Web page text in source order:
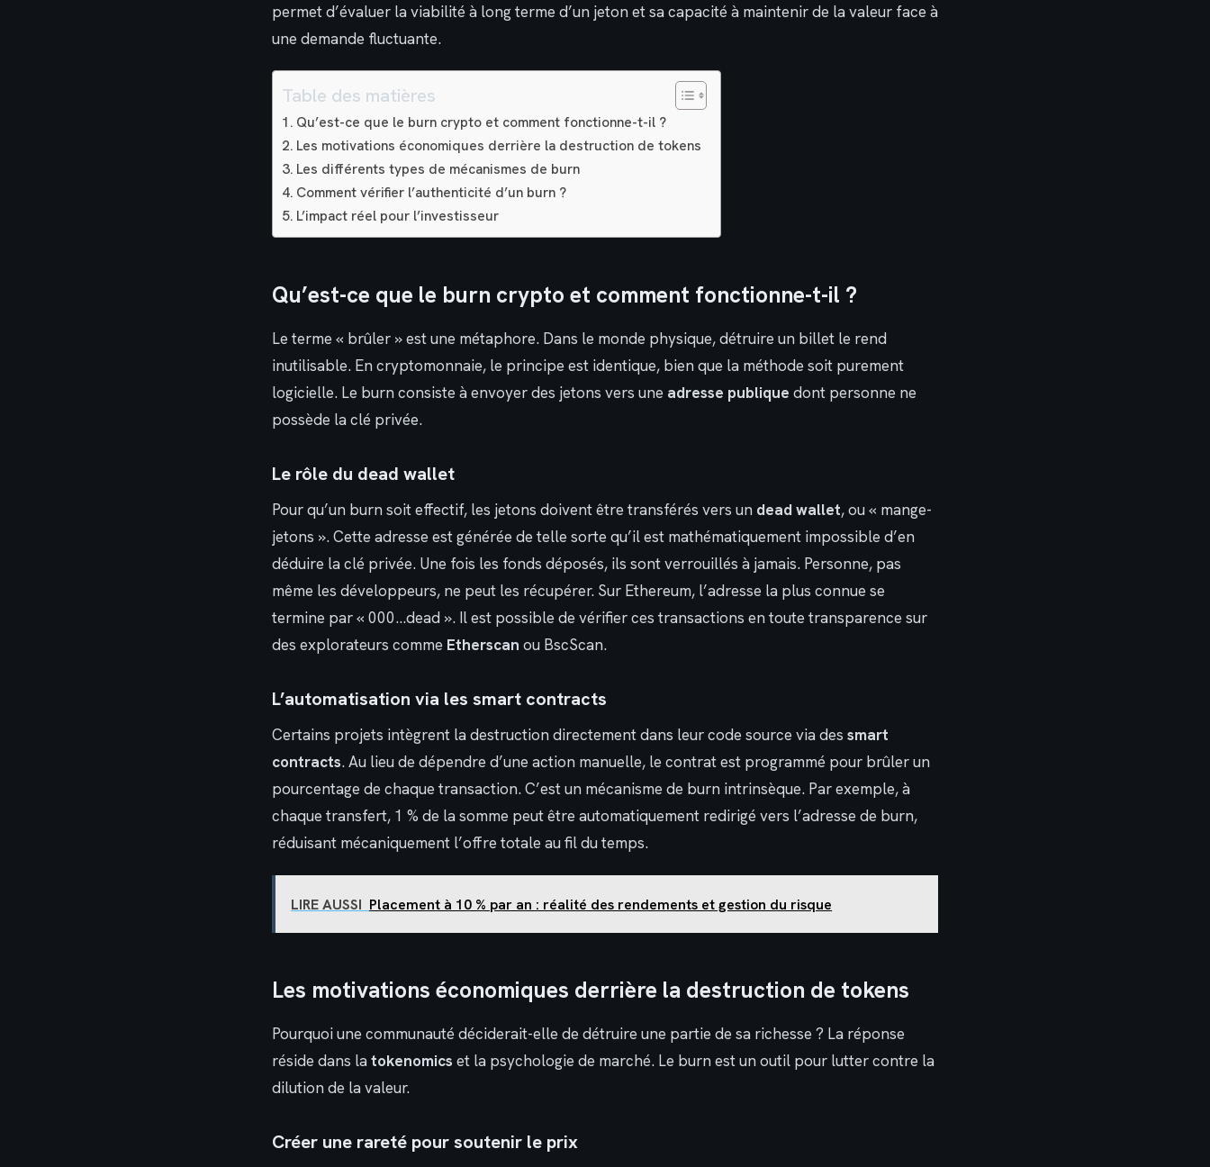
permet d’évaluer la viabilité à long terme d’un jeton et sa capacité à maintenir de la valeur face à
une demande fluctuante.
Table des matières
Qu’est-ce que le burn crypto et comment fonctionne-t-il ?
Les motivations économiques derrière la destruction de tokens
Les différents types de mécanismes de burn
Comment vérifier l’authenticité d’un burn ?
L’impact réel pour l’investisseur
Qu’est-ce que le burn crypto et comment fonctionne-t-il ?
Le terme « brûler » est une métaphore. Dans le monde physique, détruire un billet le rend
inutilisable. En cryptomonnaie, le principe est identique, bien que la méthode soit purement
logicielle. Le burn consiste à envoyer des jetons vers une adresse publique dont personne ne
possède la clé privée.
Le rôle du dead wallet
Pour qu’un burn soit effectif, les jetons doivent être transférés vers un dead wallet, ou « mange-
jetons ». Cette adresse est générée de telle sorte qu’il est mathématiquement impossible d’en
déduire la clé privée. Une fois les fonds déposés, ils sont verrouillés à jamais. Personne, pas
même les développeurs, ne peut les récupérer. Sur Ethereum, l’adresse la plus connue se
termine par « 000…dead ». Il est possible de vérifier ces transactions en toute transparence sur
des explorateurs comme Etherscan ou BscScan.
L’automatisation via les smart contracts
Certains projets intègrent la destruction directement dans leur code source via des smart
contracts. Au lieu de dépendre d’une action manuelle, le contrat est programmé pour brûler un
pourcentage de chaque transaction. C’est un mécanisme de burn intrinsèque. Par exemple, à
chaque transfert, 1 % de la somme peut être automatiquement redirigé vers l’adresse de burn,
réduisant mécaniquement l’offre totale au fil du temps.
LIRE AUSSI Placement à 10 % par an : réalité des rendements et gestion du risque
Les motivations économiques derrière la destruction de tokens
Pourquoi une communauté déciderait-elle de détruire une partie de sa richesse ? La réponse
réside dans latokenomics et la psychologie de marché. Le burn est un outil pour lutter contre la
dilution de la valeur.
Créer une rareté pour soutenir le prix